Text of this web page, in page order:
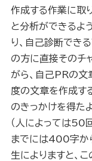
作成する作業に取
と分析ができるよ
り、自己診断でき
の方に直接そのチ
がら、自己 PRの文
度の文章を作成す
のきっかけを得た
（人によっては50
までには400字か
生によりますと、